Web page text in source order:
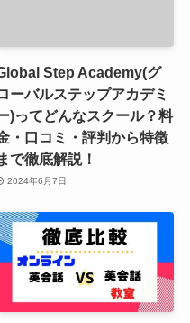
Step Academy(グ
ーバルステップアカデミ
)ってどんなスクール？料
・口コミ・評判から特徴
で徹底解説！
2024年6月7日